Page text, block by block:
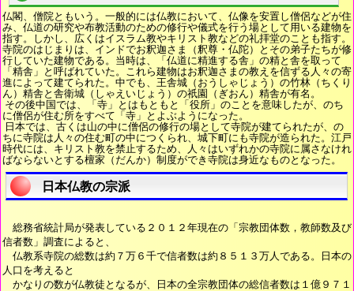
仏閣、僧院ともいう。一般的には仏教において、仏像を安置し僧侶などが住
み、仏道の研究や布教活動のための修行や儀式を行う場として用いる建物を
指す。しかし、広くはイスラム教やキリスト教などの礼拝堂のことも指す。
寺院のはじまりは、インドでお釈迦さま（釈尊・仏陀）とその弟子たちが修
行していた建物である。当時は、「仏道に精進する舎」の精と舎を取って
「精舎」と呼ばれていた。これら建物はお釈迦さまの教えを信ずる人々の寄
進によって建てられた。中でも、王舎城（おうしゃじょう）の竹林（ちくり
ん）精舎と舎衛城（しゃえいじょう）の祇園（ぎおん）精舎が有名。
その後中国では、「寺」とはもともと「役所」のことを意味したが、のち
に僧侶が住む所をすべて「寺」とよぶようになった。
日本では、古くは山の中に僧侶の修行の場として寺院が建てられたが、の
ちに寺院は人々の住む町の中につくられ、城下町にも寺院が造られた。江戸
時代には、キリスト教を禁止するため、人々はいずれかの寺院に属さなけれ
ばならないとする檀家（だんか）制度ができ寺院は身近なものとなった。
日本仏教の宗派
総務省統計局が発表している２０１２年現在の「宗教団体数，教師数及び
信者数」調査によると、
仏教系寺院の総数は約７万６千で信者数は約８５１３万人である。日本の
人口を考えると
かなりの数が仏教徒となるが、日本の全宗教団体の総信者数は１億９７１